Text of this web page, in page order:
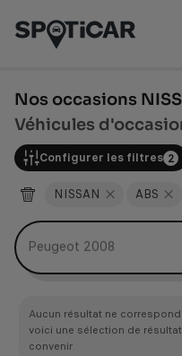
contenu
pied
Nos occasions
Véhicules
Configurer les filtres 2
NISSAN ABS
Peugeot 2008
Aucun résultat ne
voici une sélection de
convenir